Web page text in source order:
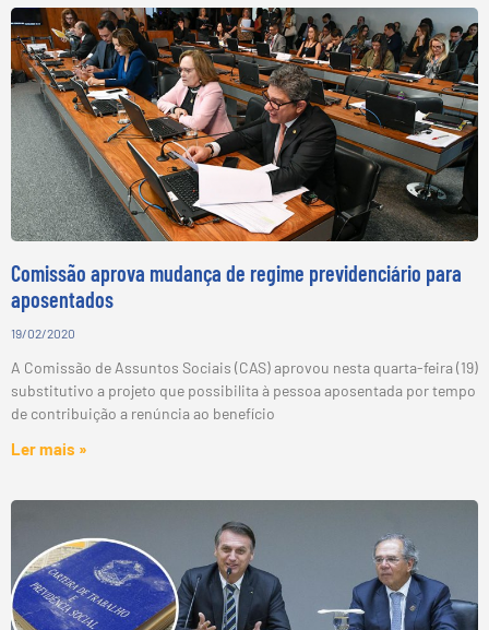
Comissão aprova mudança de regime previdenciário para
aposentados
19/02/2020
A Comissão de Assuntos Sociais (CAS) aprovou nesta quarta-feira (19)
substitutivo a projeto que possibilita à pessoa aposentada por tempo
de contribuição a renúncia ao benefício
Ler mais »